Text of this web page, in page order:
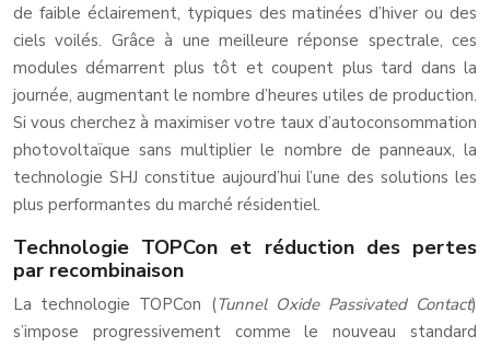
de faible éclairement, typiques des matinées d’hiver ou des
ciels voilés. Grâce à une meilleure réponse spectrale, ces
modules démarrent plus tôt et coupent plus tard dans la
journée, augmentant le nombre d’heures utiles de production.
Si vous cherchez à maximiser votre taux d’autoconsommation
photovoltaïque sans multiplier le nombre de panneaux, la
technologie SHJ constitue aujourd’hui l’une des solutions les
plus performantes du marché résidentiel.
Technologie TOPCon et réduction des pertes
par recombinaison
La technologie TOPCon (Tunnel Oxide Passivated Contact)
s’impose progressivement comme le nouveau standard